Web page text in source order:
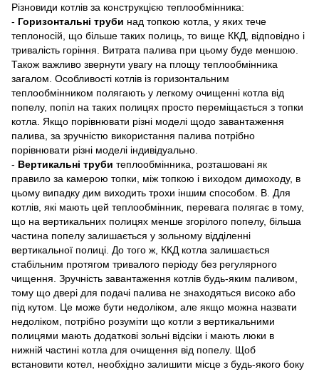
Різновиди котлів за конструкцією теплообмінника:
- Горизонтальні труби над топкою котла, у яких тече
теплоносій, що більше таких полиць, то вище ККД, відповідно і
тривалість горіння. Витрата палива при цьому буде меншою.
Також важливо звернути увагу на площу теплообмінника
загалом. Особливості котлів із горизонтальним
теплообмінником полягають у легкому очищенні котла від
попелу, попіл на таких полицях просто переміщається з топки
котла. Якщо порівнювати різні моделі щодо завантаження
палива, за зручністю використання палива потрібно
порівнювати різні моделі індивідуально.
- Вертикальні труби теплообмінника, розташовані як
правило за камерою топки, між топкою і виходом димоходу, в
цьому випадку дим виходить трохи іншим способом. В. Для
котлів, які мають цей теплообмінник, перевага полягає в тому,
що на вертикальних полицях менше згорілого попелу, більша
частина попелу залишається у зольному відділенні
вертикальної полиці. До того ж, ККД котла залишається
стабільним протягом тривалого періоду без регулярного
чищення. Зручність завантаження котлів будь-яким паливом,
тому що двері для подачі палива не знаходяться високо або
під кутом. Це може бути недоліком, але якщо можна назвати
недоліком, потрібно розуміти що котли з вертикальними
полицями мають додаткові зольні відсіки і мають люки в
нижній частині котла для очищення від попелу. Щоб
встановити котел, необхідно залишити місце з будь-якого боку